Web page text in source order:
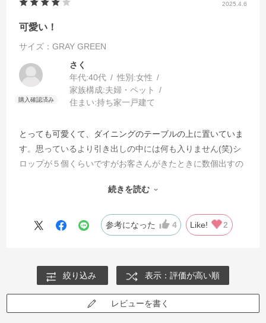
2025.4.6
可愛い！
サイズ：GRAY GREEN
さく
年代:40代 性別:女性
家族構成:夫婦・ペット
住まい:持ち家一戸建て
とっても可愛くて、ダイニングのテーブルの上に置いていま
す。思っているより引き出しの中には何も入りません(笑)シ
ロップが５個くらいですがお客さんがきたときに数個出すの
とにかく色も可愛くて一目惚れです！
続きを読む
参考になった 4 Like! 2
絞り込み 表示：評価が高い順
レビューを書く